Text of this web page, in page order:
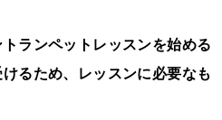
ランペットレッスンを始める
るため、レッスンに必要なも